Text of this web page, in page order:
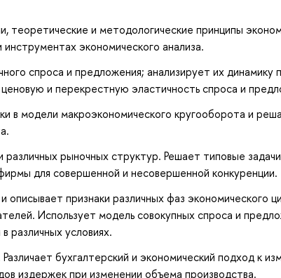
теоретические и методологические принципы
экономического анализа.
спроса и предложения; анализирует их динамику
и перекрестную эластичность спроса и
в модели макроэкономического кругооборота и
рыночных структур. Решает типовые
для совершенной и несовершенной конкуренции.
признаки различных фаз экономического
Использует модель совокупных спроса и
различных условиях.
бухгалтерский и экономический подход к
издержек при изменении объема производства.